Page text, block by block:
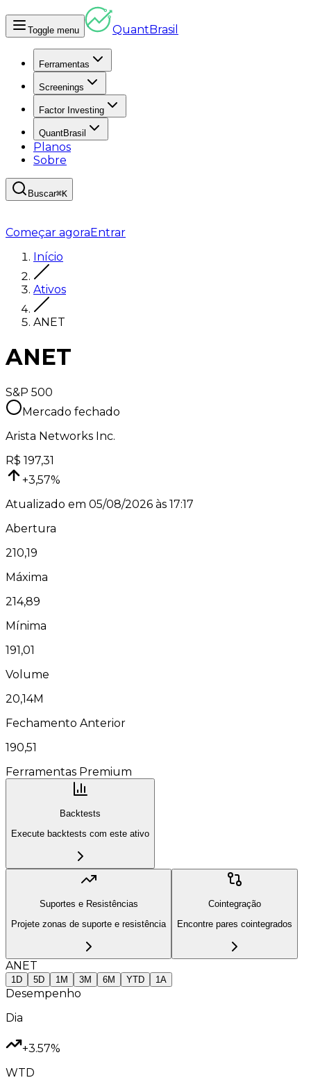
Toggle menu QuantBrasil
Ferramentas
Screenings
Factor Investing
QuantBrasil
Planos
Sobre
Buscar⌘K
Começar agoraEntrar
Início
Ativos
ANET
ANET
S&P 500
Mercado fechado
Arista Networks Inc.
R$ 197,31
+3,57%
Atualizado em 05/08/2026 às 17:17
Abertura
210,19
Máxima
214,89
Mínima
191,01
Volume
20,14M
Fechamento Anterior
190,51
Ferramentas Premium
Backtests
Execute backtests com este ativo
Suportes e Resistências
Projete zonas de suporte e resistência
Cointegração
Encontre pares cointegrados
ANET
1D 5D 1M 3M 6M YTD 1A
Desempenho
Dia
+3.57%
WTD